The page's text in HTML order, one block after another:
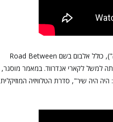
הייל אמנם עבר לתחום המשחק, אבל המשיכה לפתח קריירה מוזיקלית ("האהבה הראשונה שלה"), כולל אלבום בשם Road Between
למשל לקארי אנדרווד. במאמר מוסגר,
היה שיר", סדרת הטלוויזיה המוזיקלית